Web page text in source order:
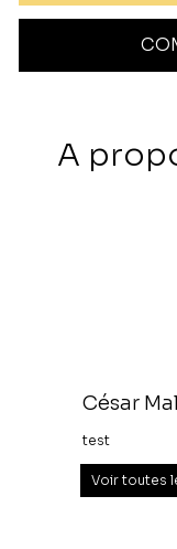
A
César
test
Voir toutes